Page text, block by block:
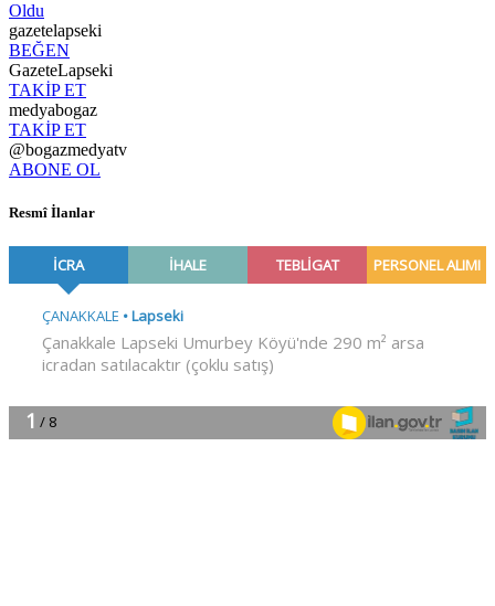
Oldu
gazetelapseki
BEĞEN
GazeteLapseki
TAKİP ET
medyabogaz
TAKİP ET
@bogazmedyatv
ABONE OL
Resmî İlanlar